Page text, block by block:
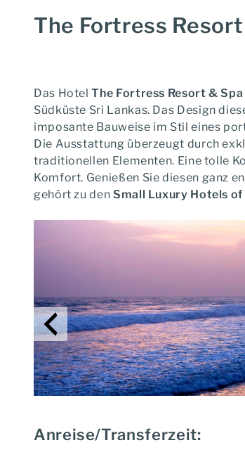
The Fortress Resort
Das HotelThe Fortress Resort & Spa
Südküste Sri Lankas. Das Design
imposante Bauweise im Stil eines
Die Ausstattung überzeugt durch
traditionellen Elementen. Eine tolle
Komfort. Genießen Sie diesen ganz
gehört zu den Small Luxury Hotels
Anreise/Transferzeit: